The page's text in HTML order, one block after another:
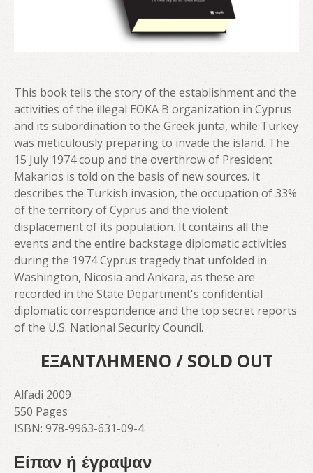
This book tells the story of the establishment and the
activities of the illegal EOKA B organization in Cyprus
and its subordination to the Greek junta, while Turkey
was meticulously preparing to invade the island. The
15 July 1974 coup and the overthrow of President
Makarios is told on the basis of new sources. It
describes the Turkish invasion, the occupation of 33%
of the territory of Cyprus and the violent
displacement of its population. It contains all the
events and the entire backstage diplomatic activities
during the 1974 Cyprus tragedy that unfolded in
Washington, Nicosia and Ankara, as these are
recorded in the State Department's confidential
diplomatic correspondence and the top secret reports
of the U.S. National Security Council.
ΕΞΑΝΤΛΗΜΕΝΟ / SOLD OUT
Alfadi 2009
550 Pages
ISBN: 978-9963-631-09-4
Είπαν ή έγραψαν